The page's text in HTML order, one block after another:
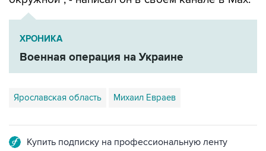
ХРОНИКА
Военная операция на Украине
Ярославская область Михаил Евраев
Подписаться на рассылку главных новостей сайта